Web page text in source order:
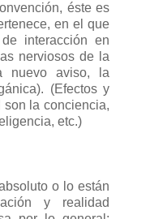
éste es
en el que
interacción en
nerviosos de la
nuevo aviso, la
(Efectos y
la conciencia,
etc.)
o lo están
y realidad